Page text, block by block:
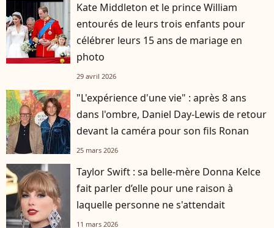
Kate Middleton et le prince William
entourés de leurs trois enfants pour
célébrer leurs 15 ans de mariage en
photo
29 avril 2026
"L'expérience d'une vie" : après 8 ans
dans l'ombre, Daniel Day-Lewis de retour
devant la caméra pour son fils Ronan
25 mars 2026
Taylor Swift : sa belle-mère Donna Kelce
fait parler d’elle pour une raison à
laquelle personne ne s'attendait
11 mars 2026